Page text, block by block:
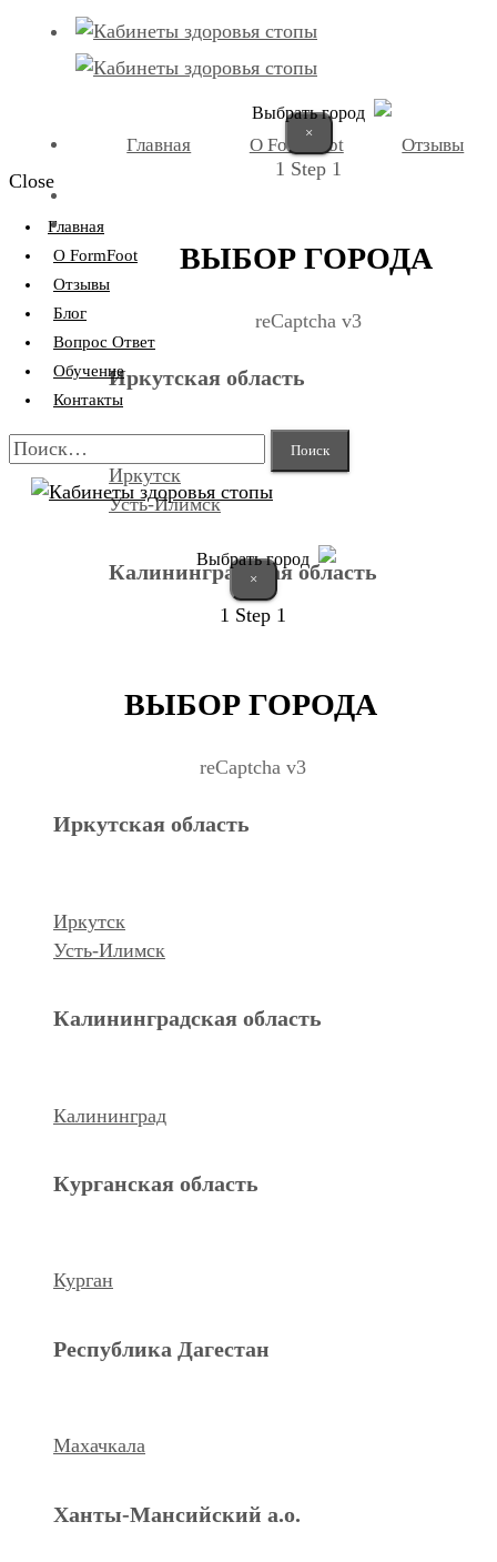
Выбрать город
×
1 Step 1
ВЫБОР ГОРОДА
reCaptcha v3
Иркутская область
Иркутск
Усть-Илимск
Калининградская область
Курган
Главная О FormFoot Отзывы
Close
Главная
О FormFoot
Отзывы
Блог
Вопрос Ответ
Обучение
Контакты
Найти:
Выбрать город
×
1 Step 1
ВЫБОР ГОРОДА
reCaptcha v3
Иркутская область
Иркутск
Усть-Илимск
Калининградская область
Калининград
Курганская область
Курган
Республика Дагестан
Махачкала
Ханты-Мансийский а.о.